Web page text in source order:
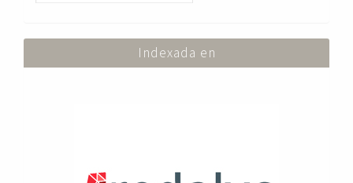
Indexada en